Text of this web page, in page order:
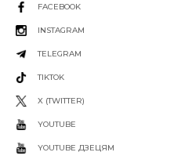
FACEBOOK
INSTAGRAM
TELEGRAM
TIKTOK
X (TWITTER)
YOUTUBE
YOUTUBE ДЗЕЦЯМ